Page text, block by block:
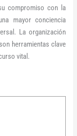
compromiso con la
mayor conciencia
La organización
herramientas clave
vital.